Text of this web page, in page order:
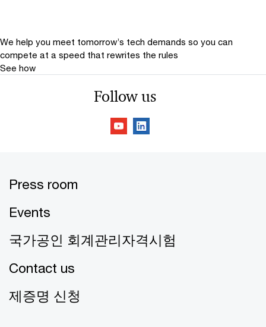
We help you meet tomorrow’s tech demands so you can
compete at a speed that rewrites the rules
See how
Follow us
Press room
Events
국가공인 회계관리자격시험
Contact us
제증명 신청